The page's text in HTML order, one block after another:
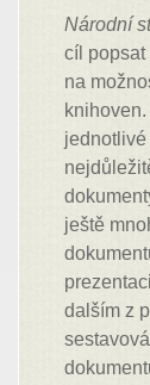
Národní
cíl popsat
na
ještě
dalším z